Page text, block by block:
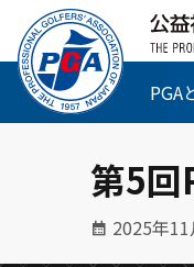
PGA
第5回
2025年11
優勝！テ
これで5